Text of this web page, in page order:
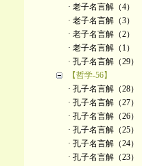
· 老子名言解（4）
· 老子名言解（3）
· 老子名言解（2）
· 老子名言解（1）
· 孔子名言解（29）
【哲学-56】
· 孔子名言解（28）
· 孔子名言解（27）
· 孔子名言解（26）
· 孔子名言解（25）
· 孔子名言解（24）
· 孔子名言解（23）